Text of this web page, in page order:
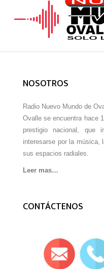
NOSOTROS
Radio Nuevo Mundo de
Ovalle se encuentra hace
prestigio nacional, que
interesarse por la música,
sus espacios radiales.
Leer mas…
CONTÁCTENOS